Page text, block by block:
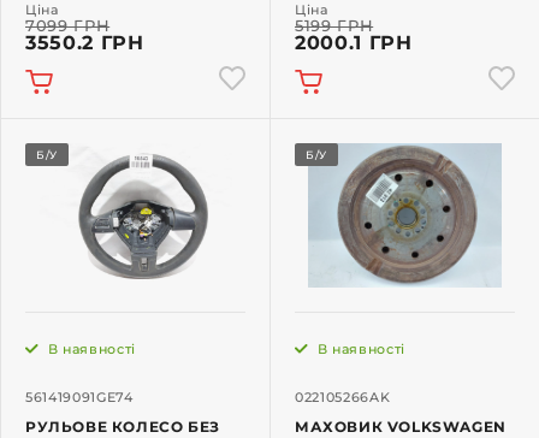
Ціна
7099 ГРН
3550.2 ГРН
Ціна
5199 ГРН
2000.1 ГРН
Б/У
561419091GE74
В наявності
РУЛЬОВЕ КОЛЕСО БЕЗ
Б/У
022105266AK
В наявності
МАХОВИК VOLKSWAGEN